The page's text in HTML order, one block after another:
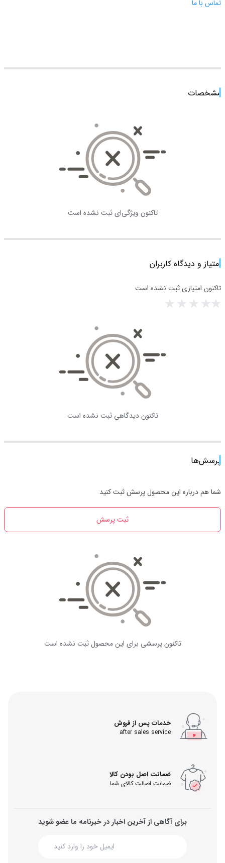
تماس با ما
مشخصات
تاکنون ویژگی‌ای ثبت نشده است
امتیاز و دیدگاه کاربران
تاکنون امتیازی ثبت نشده است
تاکنون دیدگاهی ثبت نشده است
پرسش‌ها
شما هم درباره این محصول پرسش ثبت کنید
ثبت پرسش
تاکنون پرسشی برای این محصول ثبت نشده است
خدمات پس از فروش
after sales service
ضمانت اصل بودن کالا
ضمانت اصالت کالای شما
برای آگاهی از آخرین اخبار در خبرنامه ما عضو شوید